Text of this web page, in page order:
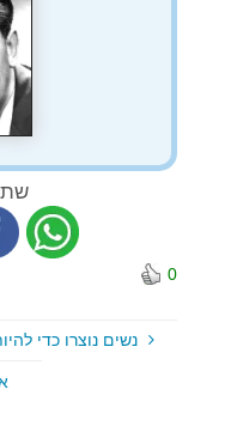
0
נשים נוצרו כדי